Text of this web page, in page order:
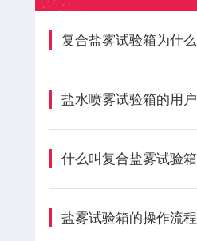
盐雾试验箱的操作流程